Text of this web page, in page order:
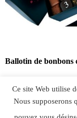
Ballotin de bonbons
1 2
Ce site Web utilise
Nous supposerons